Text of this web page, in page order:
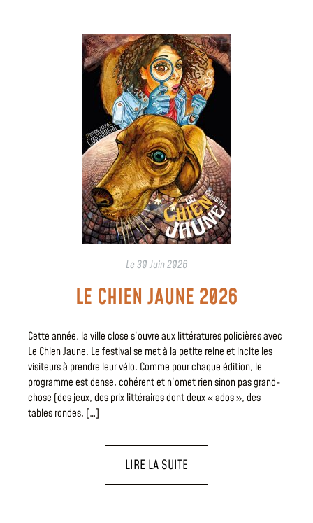
Le30 Juin 2026
LE CHIEN JAUNE 2026
Cette année, la ville close s’ouvre aux littératures policières avec
Le Chien Jaune. Le festival se met à la petite reine et incite les
visiteurs à prendre leur vélo. Comme pour chaque édition, le
programme est dense, cohérent et n’omet rien sinon pas grand-
chose (des jeux, des prix littéraires dont deux « ados », des
tables rondes, […]
LIRE LA SUITE